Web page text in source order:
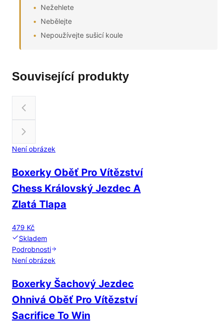
Nežehlete
Nebělejte
Nepoužívejte sušicí koule
Související produkty
Není obrázek
Boxerky Oběť Pro Vítězství
Chess Královský Jezdec A
Zlatá Tlapa
479 Kč
Skladem
Podrobnosti
Není obrázek
Boxerky Šachový Jezdec
Ohnivá Oběť Pro Vítězství
Sacrifice To Win